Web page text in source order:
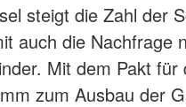
steigt die Zahl der
auch die Nachfrage
Mit dem Pakt
zum Ausbau der